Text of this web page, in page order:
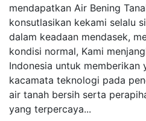
mendapatkan Air Bening
konsutlasikan kekami selalu
dalam keadaan mendasek,
kondisi normal, Kami
Indonesia untuk memberikan
kacamata teknologi pada
air tanah bersih serta
yang terpercaya...